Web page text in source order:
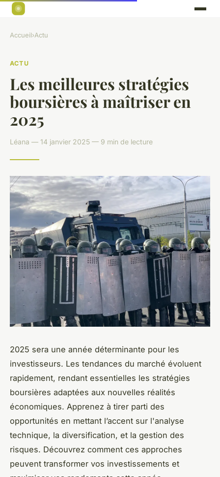
Accueil›Actu
ACTU
Les meilleures stratégies
boursières à maîtriser en
2025
Léana — 14 janvier 2025 — 9 min de lecture
2025 sera une année déterminante pour les
investisseurs. Les tendances du marché évoluent
rapidement, rendant essentielles les stratégies
boursières adaptées aux nouvelles réalités
économiques. Apprenez à tirer parti des
opportunités en mettant l’accent sur l'analyse
technique, la diversification, et la gestion des
risques. Découvrez comment ces approches
peuvent transformer vos investissements et